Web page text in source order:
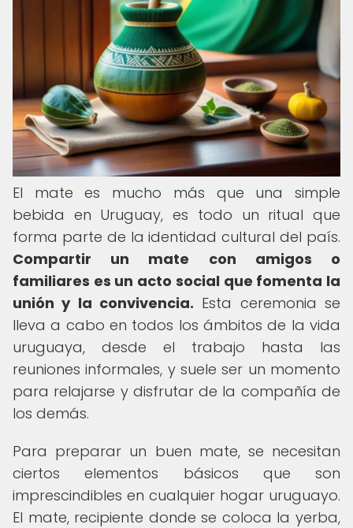
El mate es mucho más que una simple
bebida en Uruguay, es todo un ritual que
forma parte de la identidad cultural del país.
Compartir un mate con amigos o
familiares es un acto social que fomenta la
unión y la convivencia. Esta ceremonia se
lleva a cabo en todos los ámbitos de la vida
uruguaya, desde el trabajo hasta las
reuniones informales, y suele ser un momento
para relajarse y disfrutar de la compañía de
los demás.
Para preparar un buen mate, se necesitan
ciertos elementos básicos que son
imprescindibles en cualquier hogar uruguayo.
El mate, recipiente donde se coloca la yerba,